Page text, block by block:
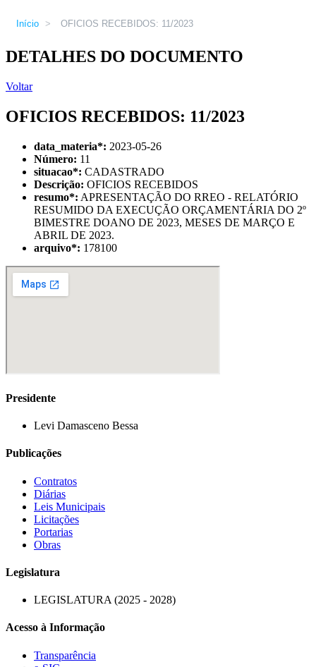
Início > OFICIOS RECEBIDOS: 11/2023
DETALHES DO DOCUMENTO
Voltar
OFICIOS RECEBIDOS: 11/2023
data_materia*: 2023-05-26
Número: 11
situacao*: CADASTRADO
Descrição: OFICIOS RECEBIDOS
resumo*: APRESENTAÇÃO DO RREO - RELATÓRIO
RESUMIDO DA EXECUÇÃO ORÇAMENTÁRIA DO 2º
BIMESTRE DOANO DE 2023, MESES DE MARÇO E
ABRIL DE 2023.
arquivo*: 178100
Presidente
Levi Damasceno Bessa
Publicações
Contratos
Diárias
Leis Municipais
Licitações
Portarias
Obras
Legislatura
LEGISLATURA (2025 - 2028)
Acesso à Informação
Transparência